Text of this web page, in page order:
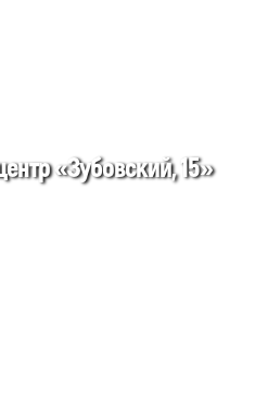
«Зубовский, 15»